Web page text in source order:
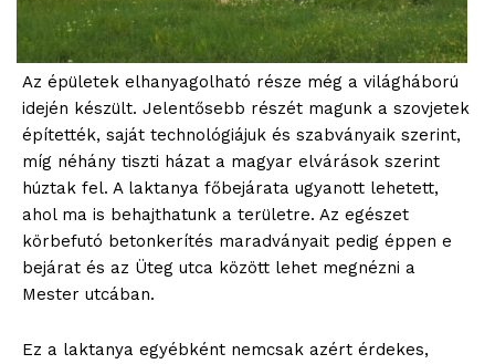
Az épületek elhanyagolható része még a világháború
idején készült. Jelentősebb részét magunk a szovjetek
építették, saját technológiájuk és szabványaik szerint,
míg néhány tiszti házat a magyar elvárások szerint
húztak fel. A laktanya főbejárata ugyanott lehetett,
ahol ma is behajthatunk a területre. Az egészet
körbefutó betonkerítés maradványait pedig éppen e
bejárat és az Üteg utca között lehet megnézni a
Mester utcában.
Ez a laktanya egyébként nemcsak azért érdekes,